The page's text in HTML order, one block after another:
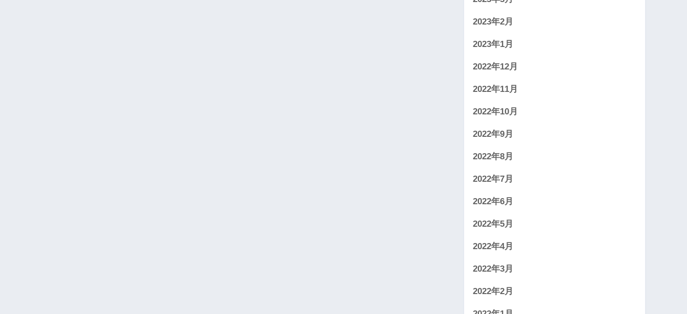
2023年2月
2023年1月
2022年12月
2022年11月
2022年10月
2022年9月
2022年8月
2022年7月
2022年6月
2022年5月
2022年4月
2022年3月
2022年2月